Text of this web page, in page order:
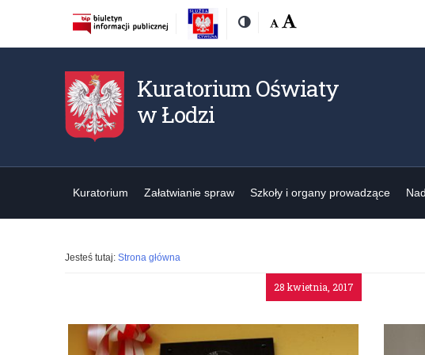
KontrastRozmiar
Domyślna
Wielka
Kuratorium Oświaty
w Łodzi
Kuratorium Załatwianie spraw Szkoły i organy prowadzące
Jesteś tutaj: Strona główna
28 kwietnia, 2017